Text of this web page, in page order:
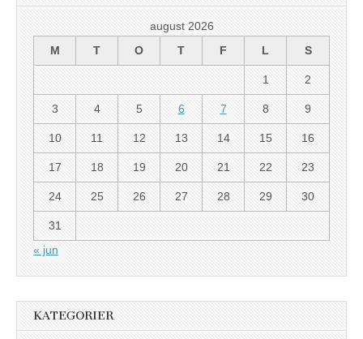
august 2026
M
T O T F L S
1 2
3 4 5 6 7 8 9
10 11 12 13 14 15 16
17 18 19 20 21 22 23
24 25 26 27 28 29 30
31
« jun
KATEGORIER